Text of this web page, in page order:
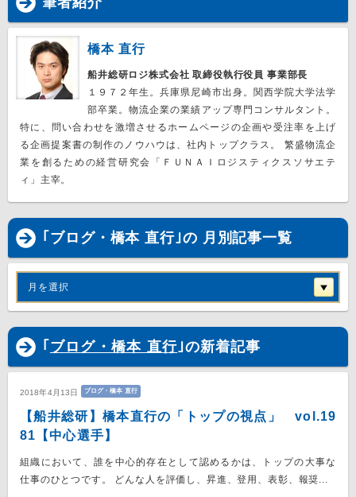
橋本 直行
船井総研ロジ株式会社 取締役執行役員 事業部長
１９７２年生。兵庫県尼崎市出身。関西学院大学法学
部卒業。物流企業の業績アップ専門コンサルタント。
特に、問い合わせを激増させるホームページの企画や受注率を上げ
る企画提案書の制作のノウハウは、社内トップクラス。 繁盛物流企
業を創るための経営研究会「ＦＵＮＡＩロジスティクスソサエテ
ィ」主宰。
｢ブログ・橋本 直行｣の 月別記事一覧
月を選択
｢ ブログ・橋本 直行｣の新着記事
2018年4月13日 ブログ・橋本 直行
【船井総研】橋本直行の「トップの視点」 vol.19
81【中心選手】
組織において、誰を中心的存在として認めるかは、トップの大事な
仕事のひとつです。 どんな人を評価し、昇進、登用、表彰、報奨...